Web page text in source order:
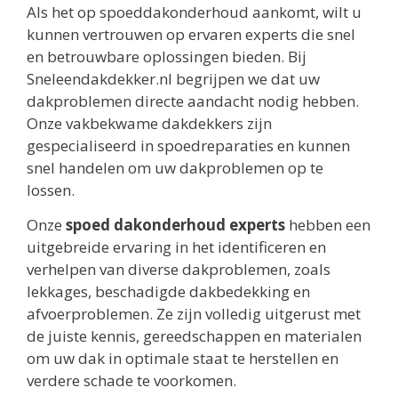
Als het op spoeddakonderhoud aankomt, wilt u
kunnen vertrouwen op ervaren experts die snel
en betrouwbare oplossingen bieden. Bij
Sneleendakdekker.nl begrijpen we dat uw
dakproblemen directe aandacht nodig hebben.
Onze vakbekwame dakdekkers zijn
gespecialiseerd in spoedreparaties en kunnen
snel handelen om uw dakproblemen op te
lossen.
Onze spoed dakonderhoud experts hebben een
uitgebreide ervaring in het identificeren en
verhelpen van diverse dakproblemen, zoals
lekkages, beschadigde dakbedekking en
afvoerproblemen. Ze zijn volledig uitgerust met
de juiste kennis, gereedschappen en materialen
om uw dak in optimale staat te herstellen en
verdere schade te voorkomen.